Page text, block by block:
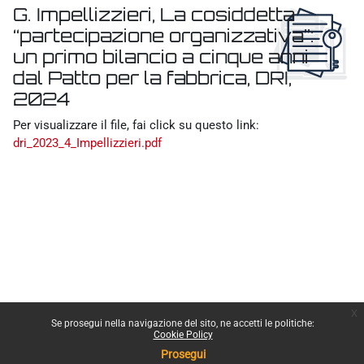
Se prosegui nella navigazione del sito, ne accetti le politiche:
Cookie Policy
Prosegui
G. Impellizzieri, La cosiddetta
“partecipazione organizzativa”:
un primo bilancio a cinque anni
dal Patto per la fabbrica, DRI,
2024
Aggregazione dei criteri
Per visualizzare il file, fai click su questo link:
dri_2023_4_Impellizzieri.pdf